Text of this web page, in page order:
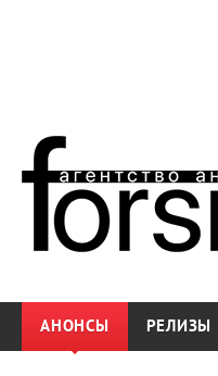
АНОНСЫ РЕЛИЗЫ